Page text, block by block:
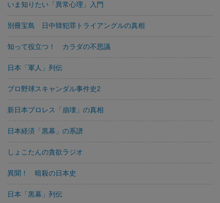
いま知りたい「異常心理」入門
別冊宝島 日中韓犯罪トライアングルの真相
知って役立つ！ カラダの不思議
日本「軍人」列伝
プロ野球スキャンダル事件史2
新日本プロレス「崩壊」の真相
日本経済「黒幕」の系譜
しょこたんの貪欲ラジオ
異聞！ 暗殺の日本史
日本「黒幕」列伝